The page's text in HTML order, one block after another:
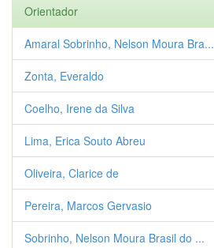
Orientador
Amaral Sobrinho, Nelson Moura Bra...
Zonta, Everaldo
Coelho, Irene da Silva
Lima, Erica Souto Abreu
Oliveira, Clarice de
Pereira, Marcos Gervasio
Sobrinho, Nelson Moura Brasil do ...